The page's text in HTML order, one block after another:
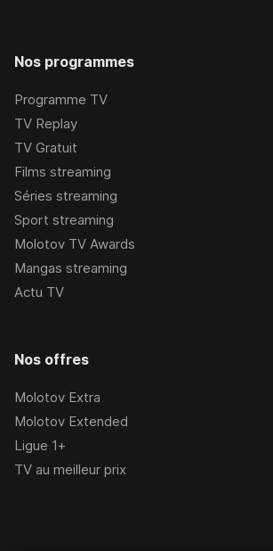
Nos programmes
Programme TV
TV Replay
TV Gratuit
Films streaming
Séries streaming
Sport streaming
Molotov TV Awards
Mangas streaming
Actu TV
Nos offres
Molotov Extra
Molotov Extended
Ligue 1+
TV au meilleur prix